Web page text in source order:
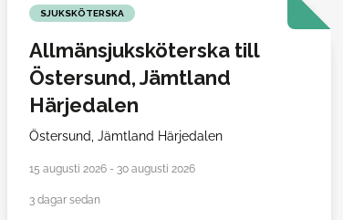
SJUKSKÖTERSKA
Allmänsjuksköterska till
Östersund, Jämtland
Härjedalen
Östersund,Jämtland Härjedalen
15 augusti 2026 - 30 augusti 2026
3 dagar sedan